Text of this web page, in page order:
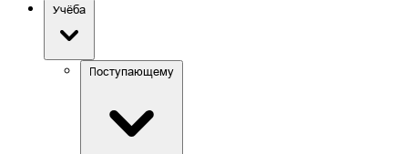
Учёба
Поступающему